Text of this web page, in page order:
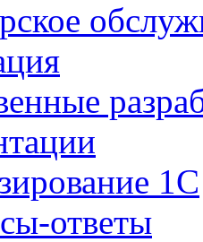
1С
ответы